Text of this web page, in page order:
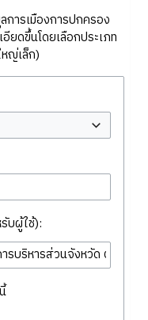
ารเมืองการปกครอง
ยดขึ้นโดยเลือกประเภท
ญ่เล็ก)
บผู้ใช้):